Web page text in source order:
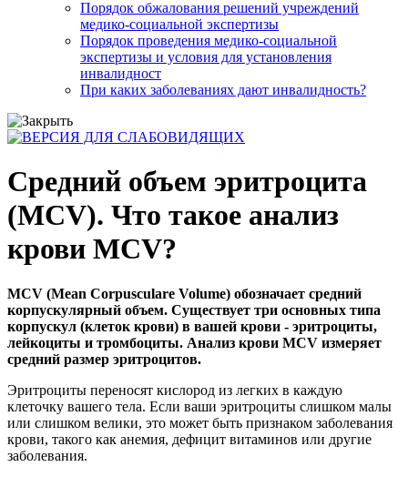
Порядок обжалования решений учреждений
медико-социальной экспертизы
Порядок проведения медико-социальной
экспертизы и условия для установления
инвалидност
При каких заболеваниях дают инвалидность?
Средний объем эритроцита
(MCV). Что такое анализ
крови MCV?
MCV (Mean Сorpusculare Volume) обозначает средний
корпускулярный объем. Существует три основных типа
корпускул (клеток крови) в вашей крови - эритроциты,
лейкоциты и тромбоциты. Анализ крови MCV измеряет
средний размер эритроцитов.
Эритроциты переносят кислород из легких в каждую
клеточку вашего тела. Если ваши эритроциты слишком малы
или слишком велики, это может быть признаком заболевания
крови, такого как анемия, дефицит витаминов или другие
заболевания.